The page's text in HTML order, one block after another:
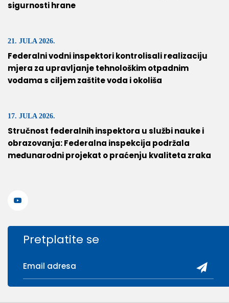
sigurnosti hrane
21. JULA 2026.
Federalni vodni inspektori kontrolisali realizaciju
mjera za upravljanje tehnološkim otpadnim
vodama s ciljem zaštite voda i okoliša
17. JULA 2026.
Stručnost federalnih inspektora u službi nauke i
obrazovanja: Federalna inspekcija podržala
međunarodni projekat o praćenju kvaliteta zraka
Pretplatite se